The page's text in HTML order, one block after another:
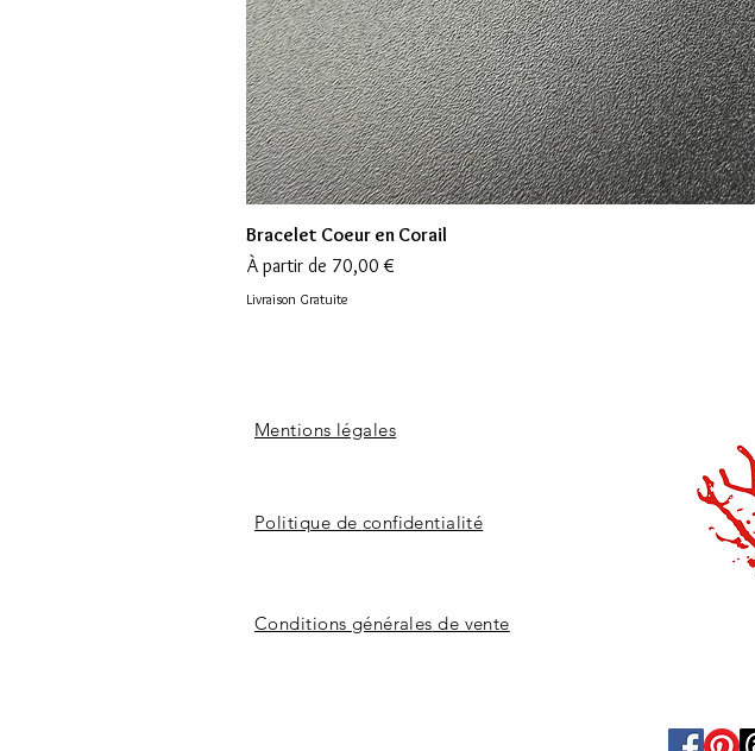
Bracelet Coeur en Corail
À partir de 70,00 €
Prix promotionnel
Livraison Gratuite
Mentions légales
Politique de confidentialité
Conditions générales de vente